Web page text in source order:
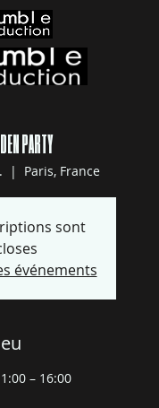
PARTY
  |
Paris, France
sont
événements
– 16:00